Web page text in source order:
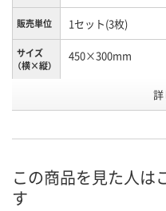
販売単位 1セット(3枚)
サイズ
（横×縦）
450×300mm
お申込番
在庫 直送品
詳
この商品を見た人は
す